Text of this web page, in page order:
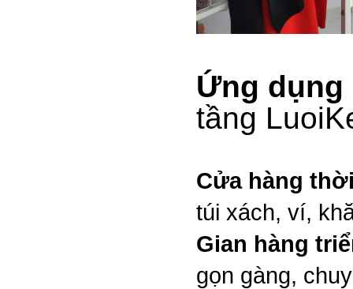
Ứng
tầng
Cửa hàng
túi xách, ví,
Gian hàng
gọn gàng,